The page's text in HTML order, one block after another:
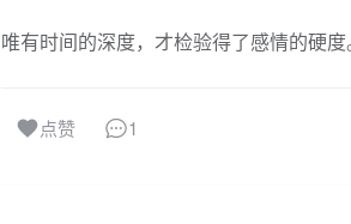
唯有时间的深度，才检验得了感情的硬
点赞 1